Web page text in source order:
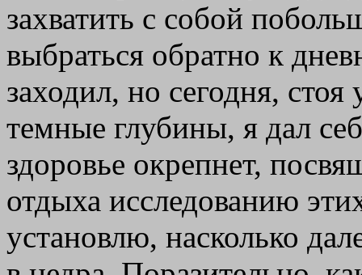
захватить с собой
выбраться обратно к
заходил, но сегодня, стоя
темные глубины, я дал
здоровье окрепнет,
отдыха исследованию
установлю, насколько